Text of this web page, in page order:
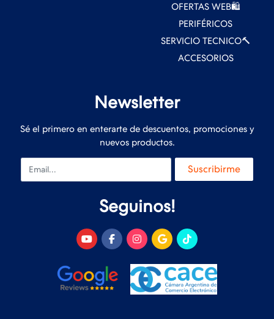
OFERTAS WEB🛍️
PERIFÉRICOS
SERVICIO TECNICO🔨
ACCESORIOS
Newsletter
Sé el primero en enterarte de descuentos, promociones y
nuevos productos.
Email Suscribirme
Seguinos!